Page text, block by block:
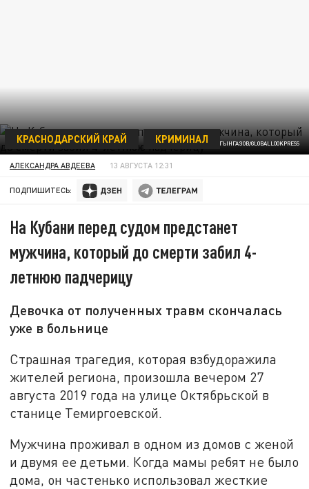
ФОТО: НИКОЛАЙ ГЫНГАЗОВ/GLOBALLOOKPRESS
КРАСНОДАРСКИЙ КРАЙ КРИМИНАЛ
АЛЕКСАНДРА АВДЕЕВА 13 АВГУСТА 12:31
ПОДПИШИТЕСЬ:
На Кубани перед судом предстанет
мужчина, который до смерти забил 4-
летнюю падчерицу
Девочка от полученных травм скончалась
уже в больнице
Страшная трагедия, которая взбудоражила
жителей региона, произошла вечером 27
августа 2019 года на улице Октябрьской в
станице Темиргоевской.
Мужчина проживал в одном из домов с женой
и двумя ее детьми. Когда мамы ребят не было
дома, он частенько использовал жесткие